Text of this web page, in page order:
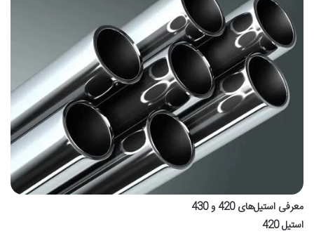
معرفی استیل‌های 420 و 430
استیل 420